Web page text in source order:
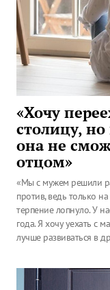
«Хочу
столицу,
она не
отцом»
«Мы с мужем решили
против, ведь только
терпение лопнуло. У
года. Я хочу уехать с
лучше развиваться в